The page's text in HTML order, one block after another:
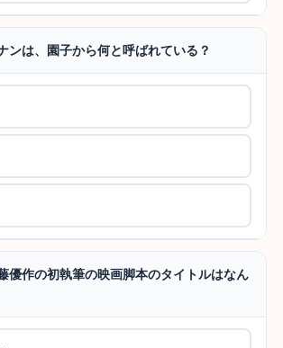
ンは、園子から何と呼ばれている？
優作の初執筆の映画脚本のタイトルはなん